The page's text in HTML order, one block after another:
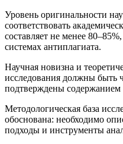
Уровень оригинальности
соответствовать
составляет не менее
системах антиплагиата.
Научная новизна и
исследования должны быть
подтверждены содержанием
Методологическая база
обоснована: необходимо
подходы и инструменты